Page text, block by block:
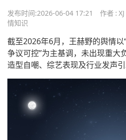
发布时间:2026-06-04 17:21 作者 : XJ
情知识
截至2026年6月，王赫野的舆情以
争议可控”为主基调，未出现重大
造型自嘲、综艺表现及行业发声引